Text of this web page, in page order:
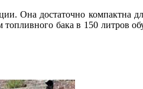
Она достаточно компактна
бака в 150 литров